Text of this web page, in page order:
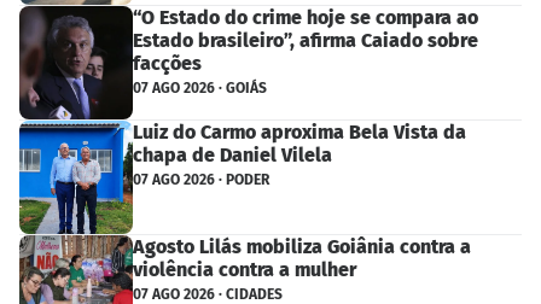
“O Estado do crime hoje se compara ao
Estado brasileiro”, afirma Caiado sobre
facções
07 AGO 2026 · GOIÁS
Luiz do Carmo aproxima Bela Vista da
chapa de Daniel Vilela
07 AGO 2026 · PODER
Agosto Lilás mobiliza Goiânia contra a
violência contra a mulher
07 AGO 2026 · CIDADES